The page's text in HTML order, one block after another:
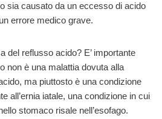
sia causato da un eccesso di acido
errore medico grave.
del reflusso acido? E’ importante
non è una malattia dovuta alla
ma piuttosto è una condizione
all’ernia iatale, una condizione in cui
stomaco risale nell’esofago.